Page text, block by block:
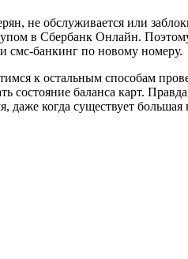
не обслуживается или
в Сбербанк Онлайн.
смс-банкинг по новому номеру.
к остальным способам
баланса карт.
когда существует большая